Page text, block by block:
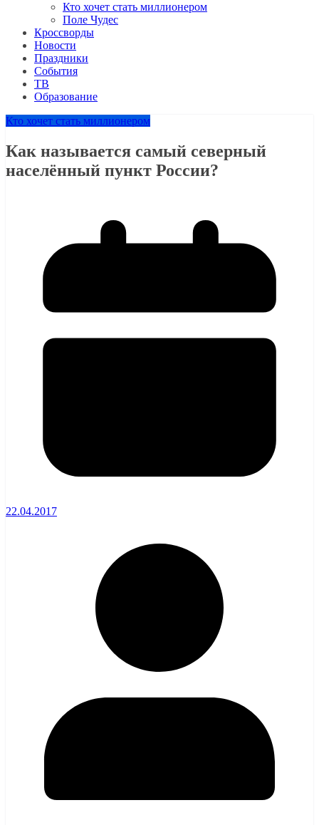
Кто хочет стать миллионером
Поле Чудес
Кроссворды
Новости
Праздники
События
ТВ
Образование
Кто хочет стать миллионером
Как называется самый северный
населённый пункт России?
22.04.2017